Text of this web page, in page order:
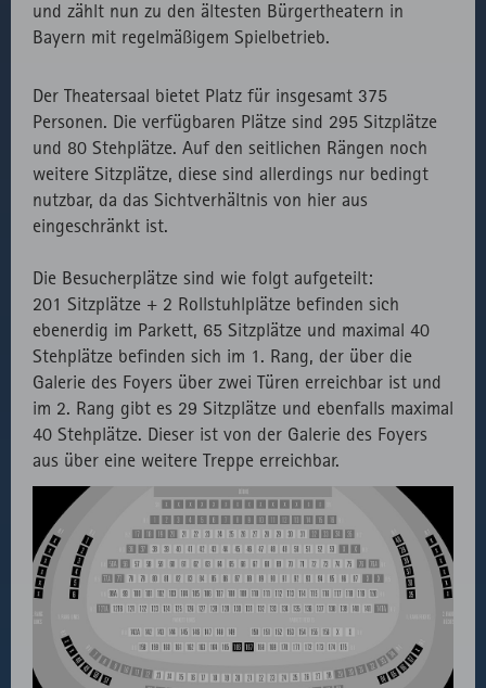
und zählt nun zu den ältesten Bürgertheatern in
Bayern mit regelmäßigem Spielbetrieb.
Der Theatersaal bietet Platz für insgesamt 375
Personen. Die verfügbaren Plätze sind 295 Sitzplätze
und 80 Stehplätze. Auf den seitlichen Rängen noch
weitere Sitzplätze, diese sind allerdings nur bedingt
nutzbar, da das Sichtverhältnis von hier aus
eingeschränkt ist.
Die Besucherplätze sind wie folgt aufgeteilt:
201 Sitzplätze + 2 Rollstuhlplätze befinden sich
ebenerdig im Parkett, 65 Sitzplätze und maximal 40
Stehplätze befinden sich im 1. Rang, der über die
Galerie des Foyers über zwei Türen erreichbar ist und
im 2. Rang gibt es 29 Sitzplätze und ebenfalls maximal
40 Stehplätze. Dieser ist von der Galerie des Foyers
aus über eine weitere Treppe erreichbar.
erforderlichen
Bibliotheken.
Aufruf von
fast.fonts.net
lizenzrechtlichen
Gründen die
Verwendung
des lokal
eingebunden
Session
Daten des
Besuchs zu